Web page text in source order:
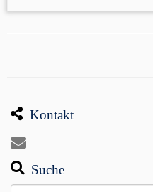
Kontakt
Suche